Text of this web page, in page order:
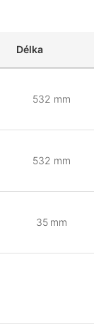
Délka
532 mm
532 mm
35 mm